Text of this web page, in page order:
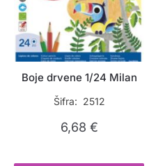
Boje drvene 1/24 Milan
Šifra: 2512
6,68 €